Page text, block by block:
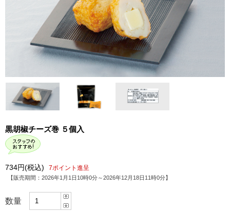
黒胡椒チーズ巻 ５個入
734円(税込) 7ポイント進呈
【販売期間： 2026年1月1日10時0分～2026年12月18日11時0分】
数量